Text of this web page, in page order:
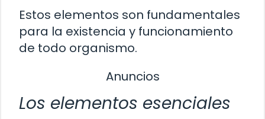
Estos elementos son fundamentales
para la existencia y funcionamiento
de todo organismo.
Anuncios
Los elementos esenciales